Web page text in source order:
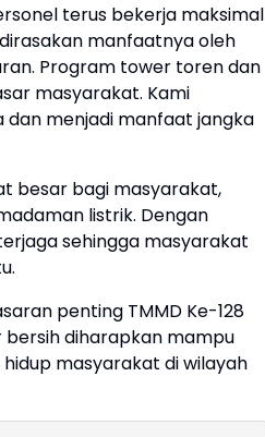
terus bekerja maksimal
manfaatnya oleh
Program tower toren dan
masyarakat. Kami
menjadi manfaat jangka
besar bagi masyarakat,
listrik. Dengan
sehingga masyarakat
penting TMMD Ke-128
diharapkan mampu
masyarakat di wilayah